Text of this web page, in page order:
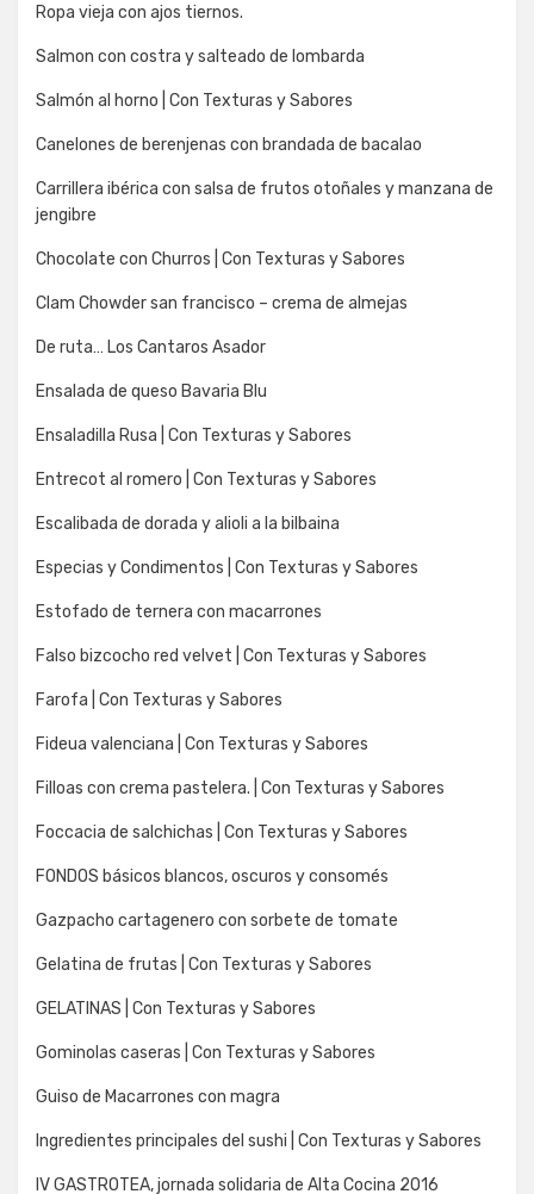
Ropa vieja con ajos tiernos.
Salmon con costra y salteado de lombarda
Salmón al horno | Con Texturas y Sabores
Canelones de berenjenas con brandada de bacalao
Carrillera ibérica con salsa de frutos otoñales y manzana de
jengibre
Chocolate con Churros | Con Texturas y Sabores
Clam Chowder san francisco – crema de almejas
De ruta… Los Cantaros Asador
Ensalada de queso Bavaria Blu
Ensaladilla Rusa | Con Texturas y Sabores
Entrecot al romero | Con Texturas y Sabores
Escalibada de dorada y alioli a la bilbaina
Especias y Condimentos | Con Texturas y Sabores
Estofado de ternera con macarrones
Falso bizcocho red velvet | Con Texturas y Sabores
Farofa | Con Texturas y Sabores
Fideua valenciana | Con Texturas y Sabores
Filloas con crema pastelera. | Con Texturas y Sabores
Foccacia de salchichas | Con Texturas y Sabores
FONDOS básicos blancos, oscuros y consomés
Gazpacho cartagenero con sorbete de tomate
Gelatina de frutas | Con Texturas y Sabores
GELATINAS | Con Texturas y Sabores
Gominolas caseras | Con Texturas y Sabores
Guiso de Macarrones con magra
Ingredientes principales del sushi | Con Texturas y Sabores
IV GASTROTEA, jornada solidaria de Alta Cocina 2016